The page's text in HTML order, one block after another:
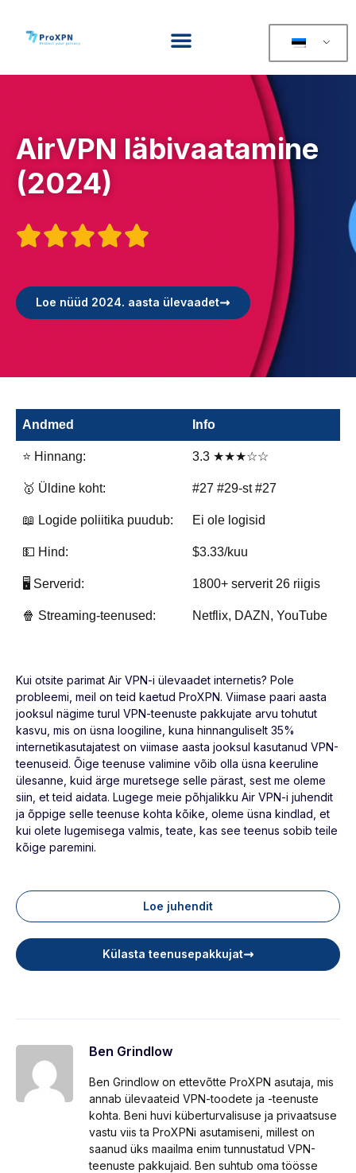
AirVPN läbivaatamine
(2024)

Loe nüüd 2024. aasta ülevaadet
Andmed Info
⭐ Hinnang: 3.3 ★★★☆☆
🥇 Üldine koht: #27 #29-st #27
📖 Logide poliitika puudub: Ei ole logisid
💵 Hind: $3.33/kuu
🖥️ Serverid: 1800+ serverit 26 riigis
🍿 Streaming-teenused: Netflix, DAZN, YouTube
Kui otsite parimat Air VPN-i ülevaadet internetis? Pole
probleemi, meil on teid kaetud ProXPN. Viimase paari aasta
jooksul nägime turul VPN-teenuste pakkujate arvu tohutut
kasvu, mis on üsna loogiline, kuna hinnanguliselt 35%
internetikasutajatest on viimase aasta jooksul kasutanud VPN-
teenuseid. Õige teenuse valimine võib olla üsna keeruline
ülesanne, kuid ärge muretsege selle pärast, sest me oleme
siin, et teid aidata. Lugege meie põhjalikku Air VPN-i juhendit
ja õppige selle teenuse kohta kõike, oleme üsna kindlad, et
kui olete lugemisega valmis, teate, kas see teenus sobib teile
kõige paremini.
Loe juhendit
Külasta teenusepakkujat
Ben Grindlow
Ben Grindlow on ettevõtte ProXPN asutaja, mis
annab ülevaateid VPN-toodete ja -teenuste
kohta. Beni huvi küberturvalisuse ja privaatsuse
vastu viis ta ProXPNi asutamiseni, millest on
saanud üks maailma enim tunnustatud VPN-
teenuste pakkujaid. Ben suhtub oma töösse